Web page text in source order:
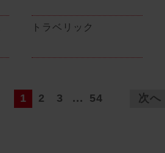
トラベリック
1 2 3 ... 54 次